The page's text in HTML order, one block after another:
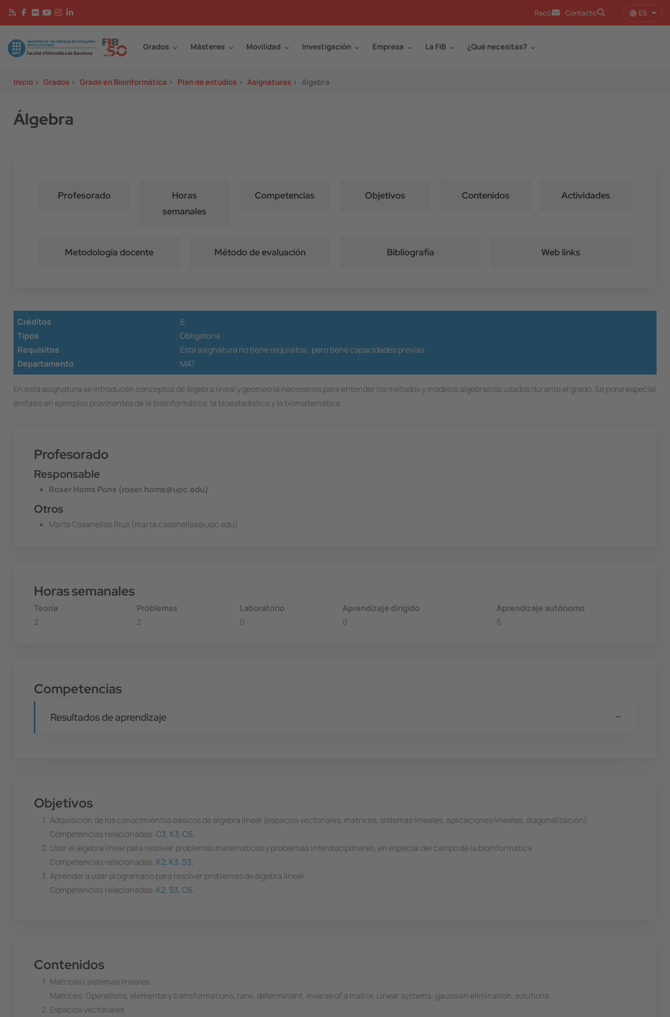
Pasar al contenido principal
Racó Contacto ES
Image Grados Másteres Movilidad Investigación Empresa La FIB ¿Qué necesitas?
Inicio > Grados > Grado en Bioinformática > Plan de estudios > Asignaturas > Álgebra
Álgebra
Profesorado
Horas
semanales
Competencias Objetivos Contenidos Actividades
Metodología docente Método de evaluación Bibliografía Web links
Créditos
6
Tipos
Obligatoria
Requisitos
Esta asignatura no tiene requisitos , pero tiene capacidades previas
Departamento
MAT
En esta asignatura se introducen conceptos de álgebra lineal y geometria necesarios para entender los métodos y modelos algebraicos usados durante el grado. Se pone especial
émfasis en ejemplos provinentes de la bioinformática, la bioestadística y la biomatemática.
Profesorado
Responsable
Roser Homs Pons (roser.homs@upc.edu)
Otros
Marta Casanellas Rius (marta.casanellas@upc.edu)
Horas semanales
Teoría
2
Problemas
2
Laboratorio
0
Aprendizaje dirigido
0
Aprendizaje autónomo
6
Competencias
Resultados de aprendizaje
Objetivos
Adquisición de los conocimientos básicos de álgebra lineal (espacios vectoriales, matrices, sistemas lineales, aplicaciones lineales, diagonalización).
Competencias relacionadas: C3, K3, C6,
Usar el álgebra lineal para resolver problemas matemáticos y problemas interdisciplinares, en especial del campo de la bioinformàtica
Competencias relacionadas: K2, K3, S3,
Aprender a usar programario para resolver problemas de álgebra lineal.
Competencias relacionadas: K2, S3, C6,
Contenidos
Matrices i sistemas lineales
Matrices: Operations, elementary transformations, rank, determinant, inverse of a matrix. Linear systems: gaussian elimination, solutions.
Espacios vectoriales